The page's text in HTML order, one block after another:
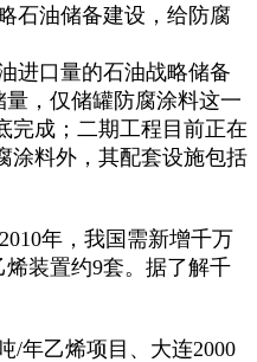
石油储备建设，给防腐
进口量的石油战略储备
量，仅储罐防腐涂料这一
完成；二期工程目前正在
涂料外，其配套设施包括
年，我国需新增千万
烯装置约9套。据了解千
/年乙烯项目、大连2000